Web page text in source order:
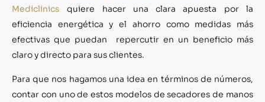
Mediclinics quiere hacer una clara apuesta por la
eficiencia energética y el ahorro como medidas más
efectivas que puedan repercutir en un beneficio más
claro y directo para sus clientes.
Para que nos hagamos una idea en términos de números,
contar con uno de estos modelos de secadores de manos